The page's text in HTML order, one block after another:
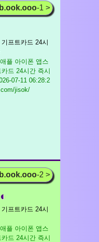
-1 >
프트카드 24시
플 아이폰 앱스
드 24시간 즉시
07-11 06:28:2
jisok/
-2 >
프트카드 24시
플 아이폰 앱스
드 24시간 즉시